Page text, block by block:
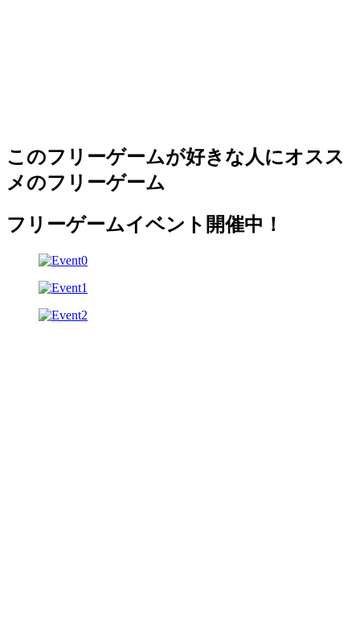
このフリーゲームが好きな人にオスス
メのフリーゲーム
フリーゲームイベント開催中！